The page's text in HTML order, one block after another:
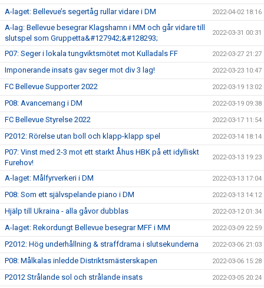
A-laget: Bellevue’s segertåg rullar vidare i DM 2022-04-02 18:16
A-lag: Bellevue besegrar Klagshamn i MM och går vidare till
slutspel som Gruppetta&#127942;&#128293;
2022-03-31 00:31
P07: Seger i lokala tungviktsmötet mot Kulladals FF 2022-03-27 21:27
Imponerande insats gav seger mot div 3 lag! 2022-03-23 10:47
FC Bellevue Supporter 2022 2022-03-19 13:02
P08: Avancemang i DM 2022-03-19 09:38
FC Bellevue Styrelse 2022 2022-03-17 11:54
P2012: Rörelse utan boll och klapp-klapp spel 2022-03-14 18:14
P07: Vinst med 2-3 mot ett starkt Åhus HBK på ett idylliskt
Furehov!
2022-03-13 19:23
A-laget: Målfyrverkeri i DM 2022-03-13 17:04
P08: Som ett självspelande piano i DM 2022-03-13 14:12
Hjälp till Ukraina - alla gåvor dubblas 2022-03-12 01:34
A-laget: Rekordungt Bellevue besegrar MFF i MM 2022-03-09 22:59
P2012: Hög underhållning & straffdrama i slutsekunderna 2022-03-06 21:03
P08: Målkalas inledde Distriktsmästerskapen 2022-03-06 15:28
P2012 Strålande sol och strålande insats 2022-03-05 20:24